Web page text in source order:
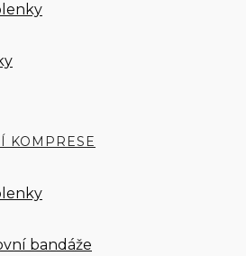
KOMPRESE
bandáže